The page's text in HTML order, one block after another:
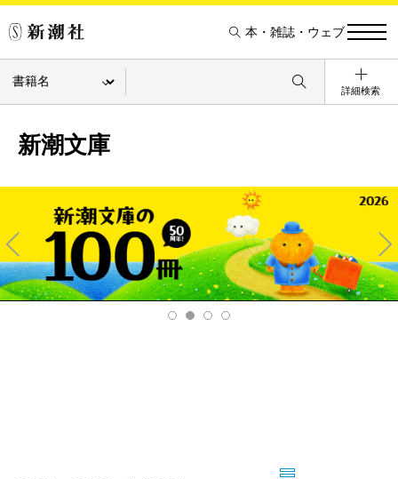
本・雑誌・ウェブ
詳細検索
新潮文庫
Pre
v
Ne
xt